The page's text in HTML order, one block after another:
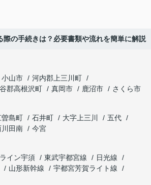
際の手続きは？必要書類や流れを簡単に解説
小山市
河内郡上三川町
郡高根沢町 真岡市 鹿沼市
さくら市
曽島町 石井町 大字上三川
五代
川田南
今宮
イン宇須 東武宇都宮線
日光線
山形新幹線
宇都宮芳賀ライト線